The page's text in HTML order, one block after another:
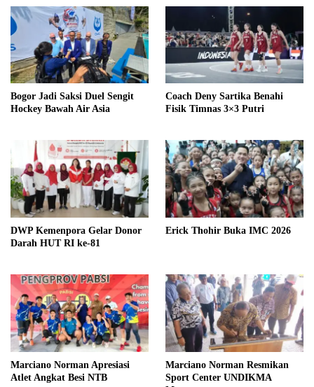
Bogor Jadi Saksi Duel Sengit
Hockey Bawah Air Asia
Coach Deny Sartika Benahi
Fisik Timnas 3×3 Putri
DWP Kemenpora Gelar Donor
Darah HUT RI ke-81
Erick Thohir Buka IMC 2026
Marciano Norman Apresiasi
Atlet Angkat Besi NTB
Marciano Norman Resmikan
Sport Center UNDIKMA